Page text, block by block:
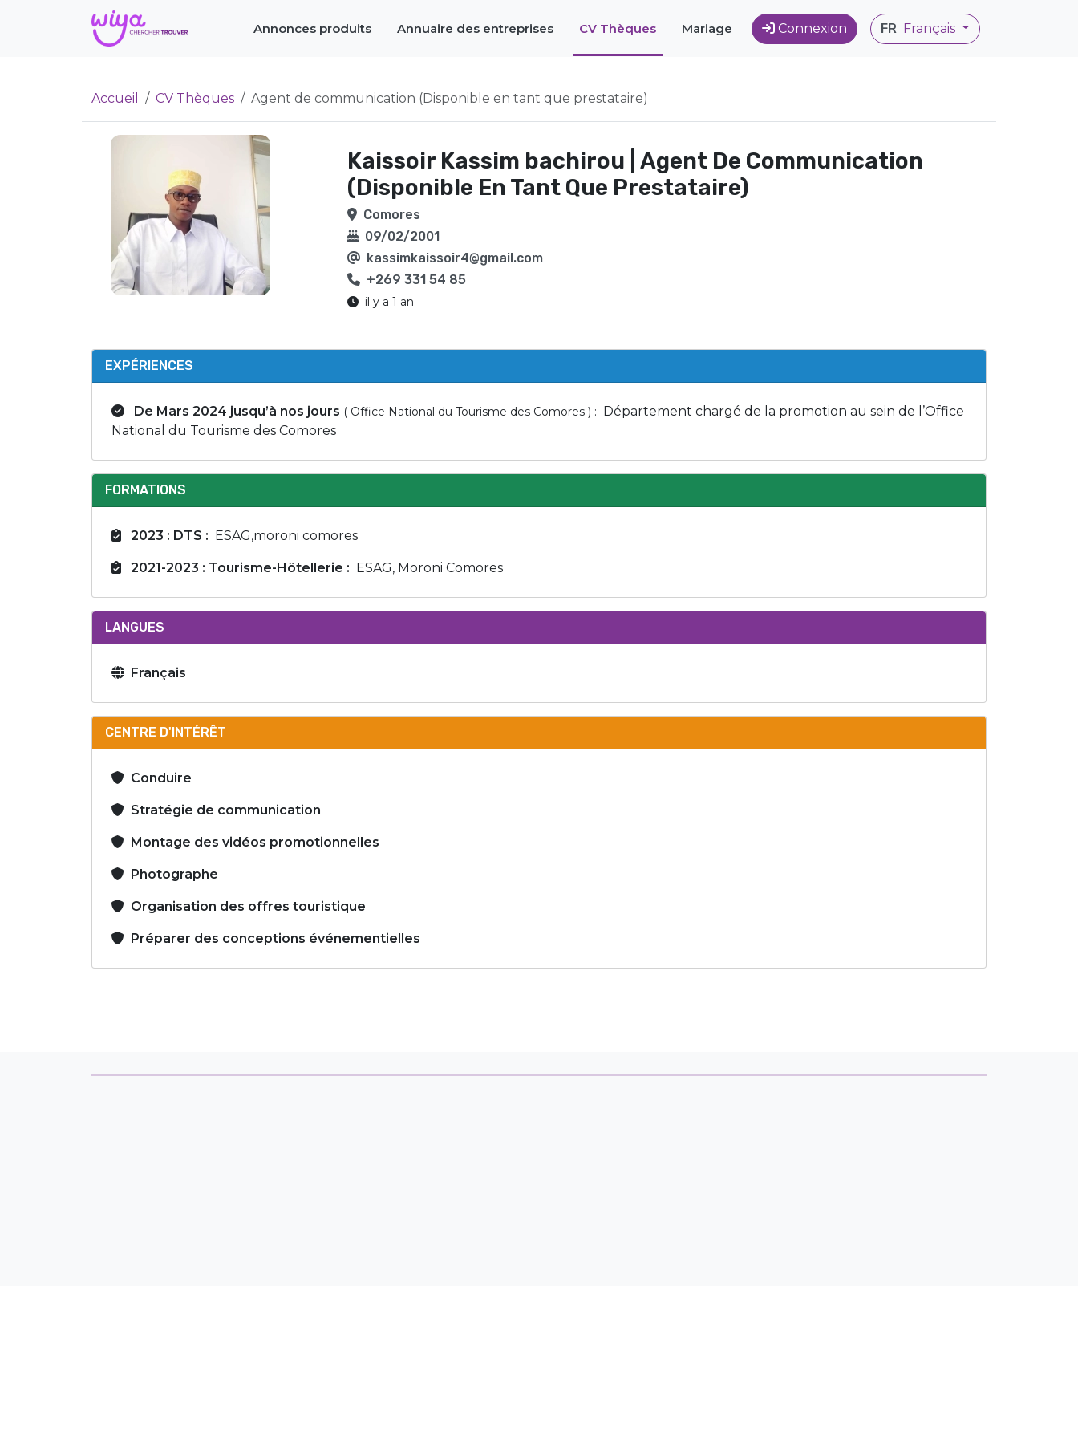
Annonces produits Annuaire des entreprises CV Thèques Mariage Connexion FR Français
Accueil CV Thèques Agent de communication (Disponible en tant que prestataire)
Kaissoir Kassim bachirou | Agent De Communication
(Disponible En Tant Que Prestataire)
Comores
09/02/2001
kassimkaissoir4@gmail.com
+269 331 54 85
il y a 1 an
EXPÉRIENCES
De Mars 2024 jusqu’à nos jours ( Office National du Tourisme des Comores ) : Département chargé de la promotion au sein de l’Office
National du Tourisme des Comores
FORMATIONS
2023 : DTS : ESAG,moroni comores
2021-2023 : Tourisme-Hôtellerie : ESAG, Moroni Comores
LANGUES
Français
CENTRE D'INTÉRÊT
Conduire
Stratégie de communication
Montage des vidéos promotionnelles
Photographe
Organisation des offres touristique
Préparer des conceptions événementielles